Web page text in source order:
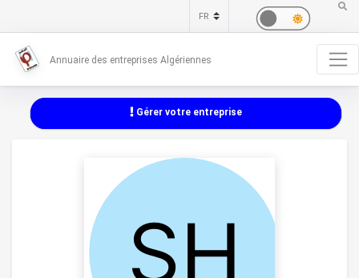
Annuaire des entreprises Algériennes
Gérer votre entreprise